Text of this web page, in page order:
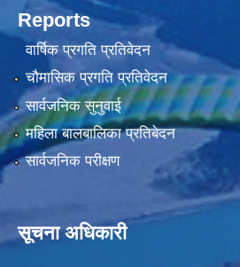
Reports
वार्षिक प्रगति प्रतिवेदन
चौमासिक प्रगति प्रतिवेदन
सार्वजनिक सुनुवाई
महिला बालबालिका प्रतिबेदन
सार्वजनिक परीक्षण
सूचना अधिकारी